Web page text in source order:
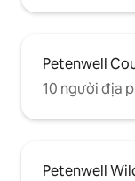
Petenwell
10 người địa
Petenwell